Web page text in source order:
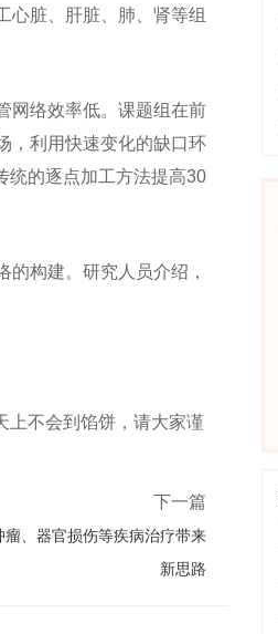
心脏、肝脏、肺、肾等组
网络效率低。课题组在前
，利用快速变化的缺口环
统的逐点加工方法提高30
构建。研究人员介绍，
上不会到馅饼，请大家谨
下一篇
、器官损伤等疾病治疗带来
新思路